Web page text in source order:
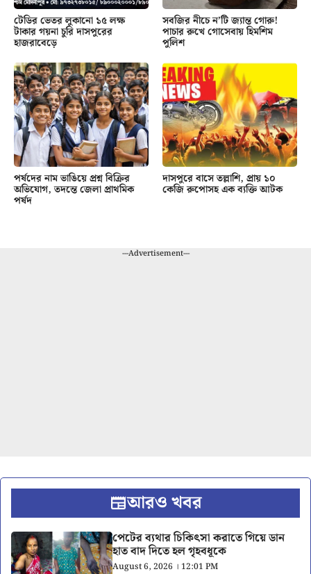
টেডির ভেতর লুকানো ১৫ লক্ষ
টাকার গয়না চুরি দাসপুরের
হাজরাবেড়ে
সবজির নীচে ন’টি জ্যান্ত গোরু!
পাচার রুখে গোসেবায় হিমশিম
পুলিশ
পর্ষদের নাম ভাঙিয়ে প্রশ্ন বিক্রির
অভিযোগ, তদন্তে জেলা প্রাথমিক
পর্ষদ
দাসপুরে বাসে তল্লাশি, প্রায় ১০
কেজি রুপোসহ এক ব্যক্তি আটক
---Advertisement---
আরও খবর
পেটের ব্যথার চিকিৎসা করাতে গিয়ে ডান
হাত বাদ দিতে হল গৃহবধূকে
August 6, 2026 । 12:01 PM